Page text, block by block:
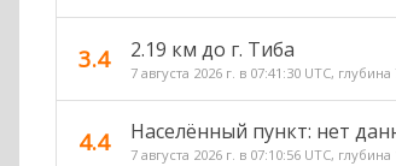
3.4 2.19 км до г. Тиба
7 августа 2026 г. в 07:41:30 UTC, глубина
4.4 Населённый пункт: нет
7 августа 2026 г. в 07:10:56 UTC, глубина